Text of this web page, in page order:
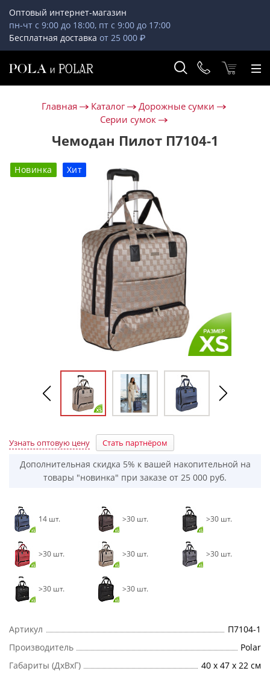
Оптовый интернет-магазин
пн-чт с 9:00 до 18:00, пт с 9:00 до 17:00
Бесплатная доставка от 25 000 ₽
Главная Каталог
Дорожные сумки
Серии сумок
Чемодан Пилот П7104-1
Новинка Хит
Узнать оптовую цену Стать партнёром
Дополнительная скидка 5% к вашей накопительной на
товары "новинка" при заказе от 25 000 руб.
14 шт. >30 шт. >30 шт.
>30 шт. >30 шт. >30 шт.
>30 шт. >30 шт.
Артикул
П7104-1
Производитель
Polar
Габариты (ДхВхГ)
40 x 47 x 22 см